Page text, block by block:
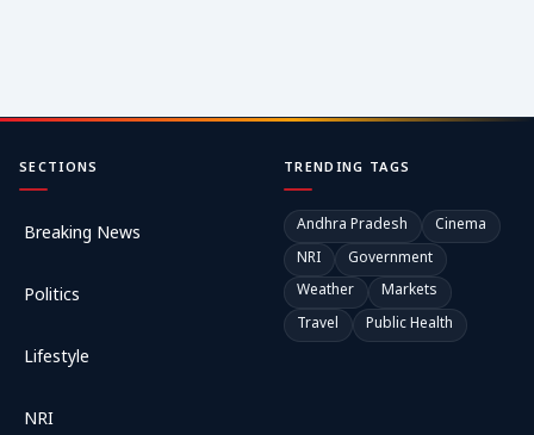
SECTIONS
Breaking News
Politics
Lifestyle
NRI
TRENDING TAGS
Andhra Pradesh
Cinema
NRI
Government
Weather
Markets
Travel
Public Health